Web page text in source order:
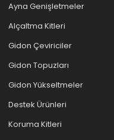
Ayna Genişletmeler
Alçaltma Kitleri
Gidon Çeviriciler
Gidon Topuzları
Gidon Yükseltmeler
Destek Ürünleri
Koruma Kitleri